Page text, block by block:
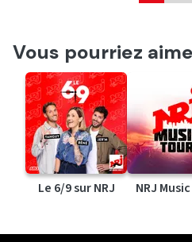
Vous pourriez
Le 6/9 sur NRJ NRJ